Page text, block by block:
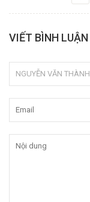
VIẾT BÌNH LUẬN